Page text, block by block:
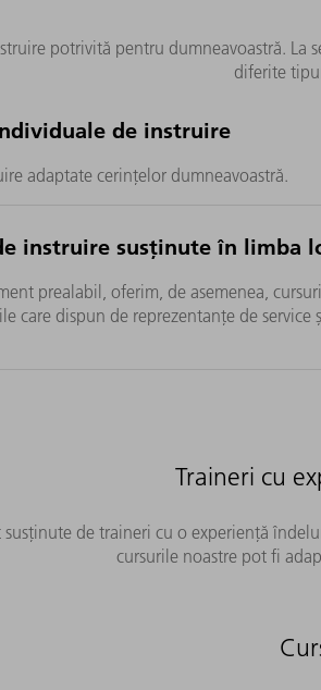
potrivită pentru dumneavoastră. La
diferite
de instruire
adaptate cerințelor dumneavoastră.
instruire susținute în limba
prealabil, oferim, de asemenea,
care dispun de reprezentanțe de service
Traineri cu
susținute de traineri cu o experiență
cursurile noastre pot fi